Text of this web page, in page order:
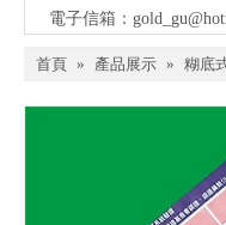
電子信箱：
首頁 » 產品展示 » 糊底